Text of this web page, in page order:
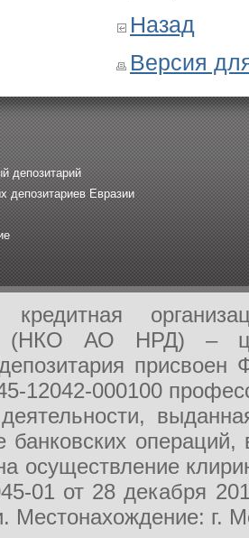
Назад
Версия
депозитарий
депозитариев Евразии
кредитная
(НКО АО НРД) –
депозитария
12042-000100
деятельности,
банковских
осуществление
01 от 28 декабря
Местонахождение: г.